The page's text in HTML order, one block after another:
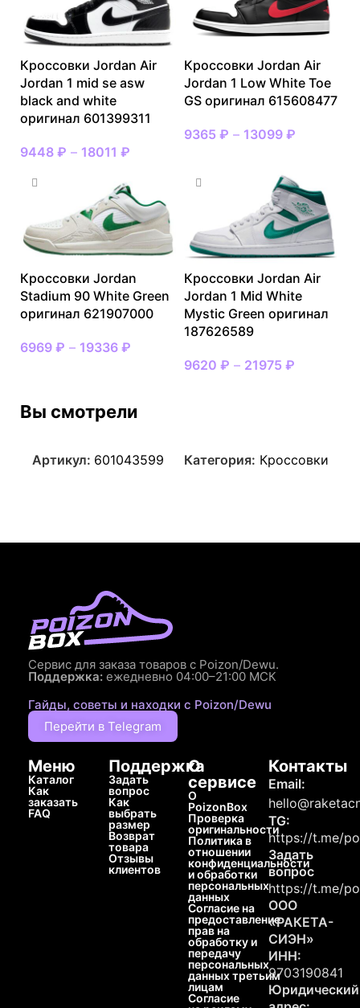
Кроссовки Jordan Air
Jordan 1 mid se asw
black and white
оригинал 601399311
9448 ₽ – 18011 ₽
Кроссовки Jordan Air
Jordan 1 Low White Toe
GS оригинал 615608477
9365 ₽ – 13099 ₽
Кроссовки Jordan
Stadium 90 White Green
оригинал 621907000
6969 ₽ – 19336 ₽
Кроссовки Jordan Air
Jordan 1 Mid White
Mystic Green оригинал
187626589
9620 ₽ – 21975 ₽
Вы смотрели
Артикул: 601043599 Категория: Кроссовки
Сервис для заказа товаров с Poizon/Dewu.
Поддержка: ежедневно 04:00–21:00 МСК
Гайды, советы и находки с Poizon/Dewu
Перейти в Telegram
Меню
Каталог
Как
заказать
FAQ
Поддержка
Задать
вопрос
Как
выбрать
размер
Возврат
товара
Отзывы
клиентов
О
сервисе
О
PoizonBox
Проверка
оригинальности
Политика в
отношении
конфиденциальности
и обработки
персональных
данных
Согласие на
предоставление
прав на
обработку и
передачу
персональных
данных третьим
лицам
Согласие
Контакты
Email:
TG:
https://t.me/
Задать
вопрос
https://t.me/
ООО
«РАКЕТА-
СИЭН»
ИНН:
9703190841
Юридический